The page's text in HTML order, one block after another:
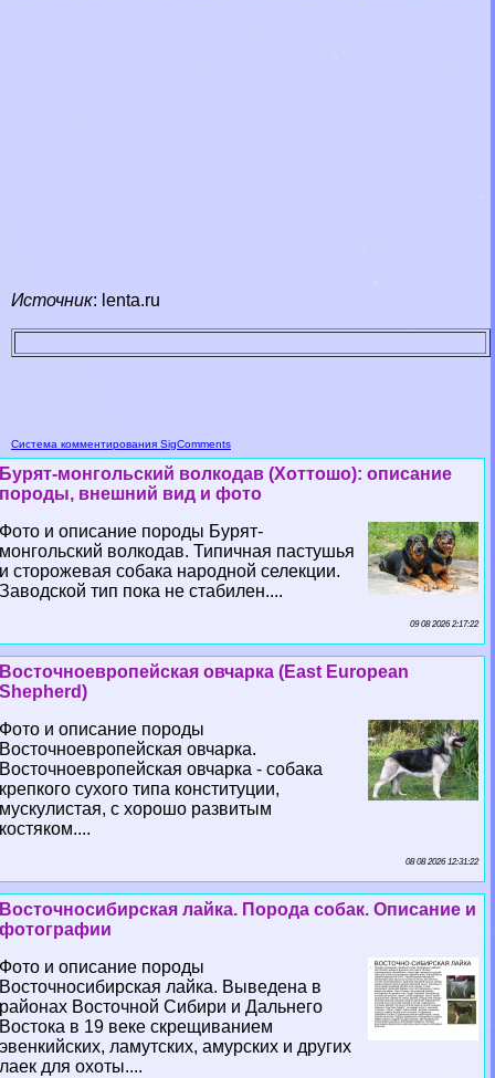
Источник: lenta.ru
Система комментирования SigComments
Бурят-монгольский волкодав (Хоттошо): описание
породы, внешний вид и фото
Фото и описание породы Бурят-
монгольский волкодав. Типичная пастушья
и сторожевая собака народной селекции.
Заводской тип пока не стабилен....
09 08 2026 2:17:22
Восточноевропейская овчарка (East European
Shepherd)
Фото и описание породы
Восточноевропейская овчарка.
Восточноевропейская овчарка - собака
крепкого сухого типа конституции,
мускулистая, с хорошо развитым
костяком....
08 08 2026 12:31:22
Восточносибирская лайка. Порода собак. Описание и
фотографии
Фото и описание породы
Восточносибирская лайка. Выведена в
районах Восточной Сибири и Дальнего
Востока в 19 веке скрещиванием
эвенкийских, ламутских, амурских и других
лаек для охоты....